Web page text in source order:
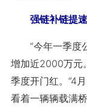
强链补链提速
“今年一季度公
增加近2000万元
季度开门红。”4
看着一辆辆载满